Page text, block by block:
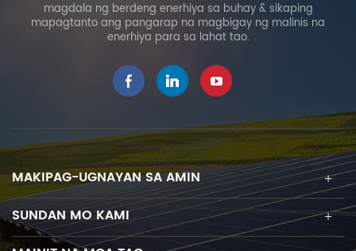
magdala ng berdeng enerhiya sa buhay & sikaping
mapagtanto ang pangarap na magbigay ng malinis na
enerhiya para sa lahat tao.
MAKIPAG-UGNAYAN SA AMIN
SUNDAN MO KAMI